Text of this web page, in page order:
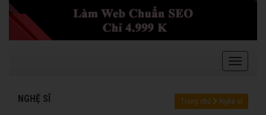
NGHỆ SĨ Trang chủ Nghệ sĩ